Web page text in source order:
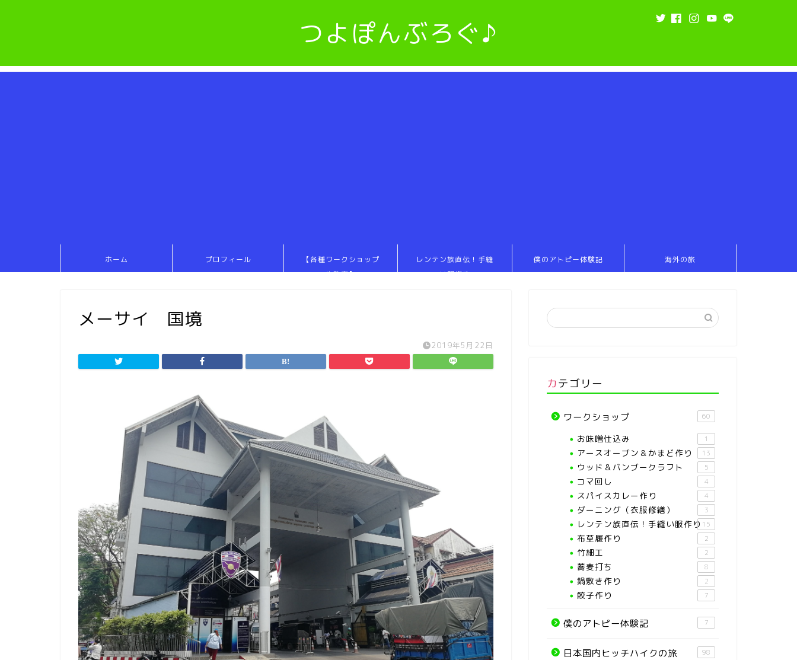
つよぽんぶろぐ♪
ホーム プロフィール
【各種ワークショップ
や教室】
レンテン族直伝！手縫
い服作り
僕のアトピー体験記 海外の旅
メーサイ 国境
2019年5月22日
カテゴリー
ワークショップ 60
お味噌仕込み 1
アースオーブン＆かまど作り 13
ウッド＆バンブークラフト 5
コマ回し 4
スパイスカレー作り 4
ダーニング（衣服修繕） 3
レンテン族直伝！手縫い服作り 15
布草履作り 2
竹細工 2
蕎麦打ち 8
鍋敷き作り 2
餃子作り 7
僕のアトピー体験記 7
日本国内ヒッチハイクの旅 98